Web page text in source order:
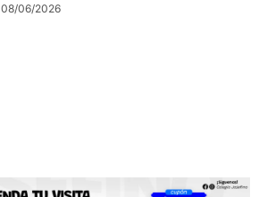
08/06/2026